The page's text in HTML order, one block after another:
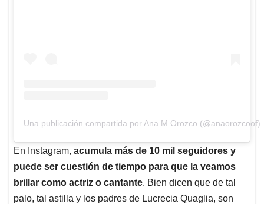
Una publicación compartida por Ana M Orozco (@anaorozcoof)
En Instagram, acumula más de 10 mil seguidores y
puede ser cuestión de tiempo para que la veamos
brillar como actriz o cantante. Bien dicen que de tal
palo, tal astilla y los padres de Lucrecia Quaglia, son